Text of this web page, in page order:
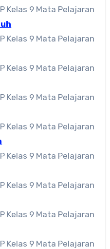
Kelas 9 Mata Pelajaran
Kelas 9 Mata Pelajaran
Kelas 9 Mata Pelajaran
Kelas 9 Mata Pelajaran
Kelas 9 Mata Pelajaran
Kelas 9 Mata Pelajaran
Kelas 9 Mata Pelajaran
Kelas 9 Mata Pelajaran
Kelas 9 Mata Pelajaran